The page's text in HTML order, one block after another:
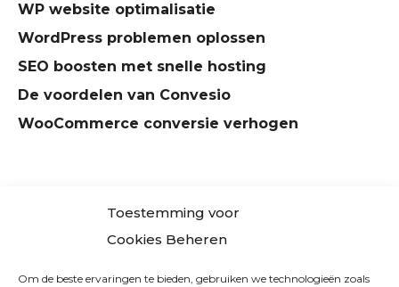
Toestemming voor
Cookies Beheren
Om de beste ervaringen te bieden, gebruiken we technologieën zoals
WP website optimalisatie
WordPress problemen oplossen
SEO boosten met snelle hosting
De voordelen van Convesio
WooCommerce conversie verhogen
BLOG FACEBOOK TWITTER LINKEDIN